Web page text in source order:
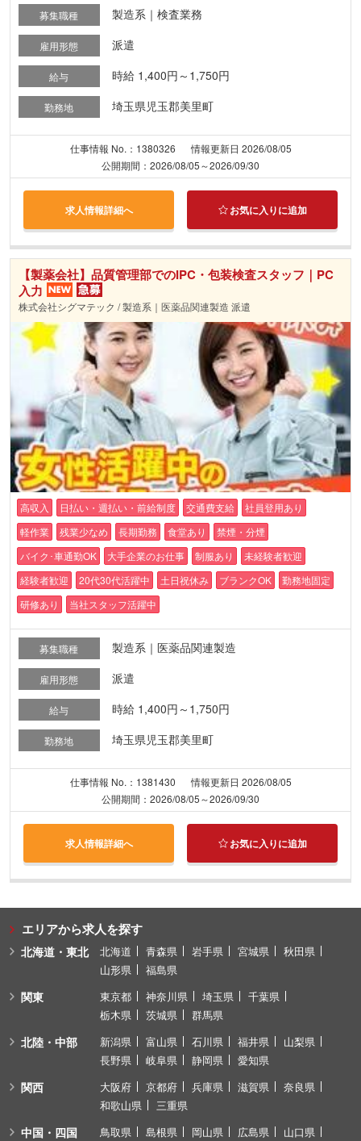
募集職種 製造系｜検査業務
雇用形態 派遣
給与 時給 1,400円～1,750円
勤務地 埼玉県児玉郡美里町
仕事情報 No.：1380326
情報更新日 2026/08/05
公開期間：2026/08/05～2026/09/30
求人情報詳細へ お気に入りに追加
【製薬会社】品質管理部でのIPC・包装検査スタッフ｜PC
入力
株式会社シグマテック / 製造系｜医薬品関連製造 派遣
高収入 日払い・週払い・前給制度 交通費支給
社員登用あり
軽作業
残業少なめ 長期勤務 食堂あり
禁煙・分煙
バイク･車通勤OK
大手企業のお仕事 制服あり
未経験者歓迎
経験者歓迎
20代30代活躍中 土日祝休み ブランクOK
勤務地固定
研修あり
当社スタッフ活躍中
募集職種 製造系｜医薬品関連製造
雇用形態 派遣
給与 時給 1,400円～1,750円
勤務地 埼玉県児玉郡美里町
仕事情報 No.：1381430
情報更新日 2026/08/05
公開期間：2026/08/05～2026/09/30
求人情報詳細へ お気に入りに追加
エリアから求人を探す
北海道・東北 北海道 青森県 岩手県 宮城県
秋田県
山形県
福島県
関東 東京都 神奈川県 埼玉県
千葉県
栃木県
茨城県 群馬県
北陸・中部 新潟県 富山県 石川県 福井県
山梨県
長野県
岐阜県 静岡県 愛知県
関西 大阪府 京都府 兵庫県 滋賀県
奈良県
和歌山県
三重県
中国・四国 鳥取県 島根県 岡山県 広島県
山口県